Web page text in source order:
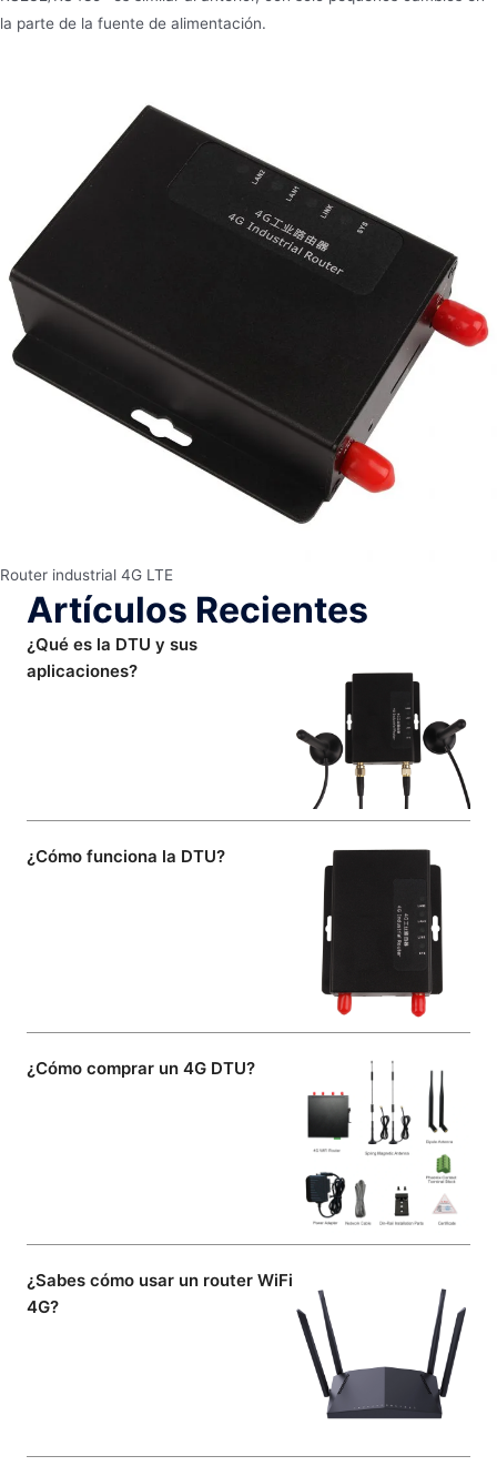
la parte de la fuente de alimentación.
Router industrial 4G LTE
Artículos Recientes
¿Qué es la DTU y sus
aplicaciones?
¿Cómo funciona la DTU?
¿Cómo comprar un 4G DTU?
¿Sabes cómo usar un router WiFi
4G?